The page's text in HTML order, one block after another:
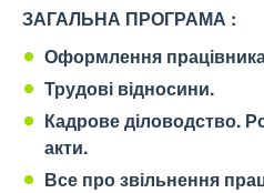
ЗАГАЛЬНА ПРОГРАМА :
Оформлення
Трудові відносини.
Кадрове діловодство.
акти.
Все про звільнення